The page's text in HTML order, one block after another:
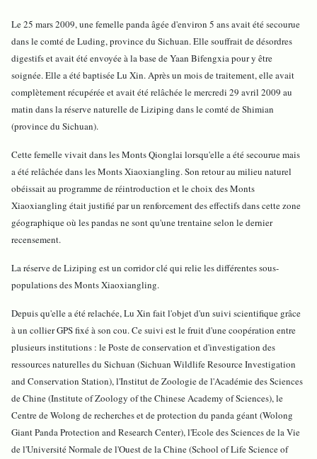
Le 25 mars 2009, une femelle panda âgée d'environ 5 ans avait été secourue
dans le comté de Luding, province du Sichuan. Elle souffrait de désordres
digestifs et avait été envoyée à la base de Yaan Bifengxia pour y être
soignée. Elle a été baptisée Lu Xin. Après un mois de traitement, elle avait
complètement récupérée et avait été relâchée le mercredi 29 avril 2009 au
matin dans la réserve naturelle de Liziping dans le comté de Shimian
(province du Sichuan).
Cette femelle vivait dans les Monts Qionglai lorsqu'elle a été secourue mais
a été relâchée dans les Monts Xiaoxiangling. Son retour au milieu naturel
obéissait au programme de réintroduction et le choix des Monts
Xiaoxiangling était justifié par un renforcement des effectifs dans cette zone
géographique où les pandas ne sont qu'une trentaine selon le dernier
recensement.
La réserve de Liziping est un corridor clé qui relie les différentes sous-
populations des Monts Xiaoxiangling.
Depuis qu'elle a été relachée, Lu Xin fait l'objet d'un suivi scientifique grâce
à un collier GPS fixé à son cou. Ce suivi est le fruit d'une coopération entre
plusieurs institutions : le Poste de conservation et d'investigation des
ressources naturelles du Sichuan (Sichuan Wildlife Resource Investigation
and Conservation Station), l'Institut de Zoologie de l'Académie des Sciences
de Chine (Institute of Zoology of the Chinese Academy of Sciences), le
Centre de Wolong de recherches et de protection du panda géant (Wolong
Giant Panda Protection and Research Center), l'Ecole des Sciences de la Vie
de l'Université Normale de l'Ouest de la Chine (School of Life Science of